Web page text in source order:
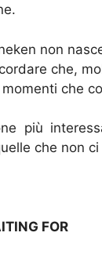
non
che,
che
più
che non
FOR